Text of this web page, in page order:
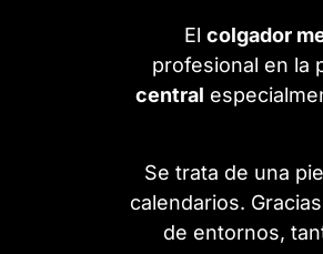
El colgador
profesional en la
central
Se trata de una
calendarios.
de entornos,